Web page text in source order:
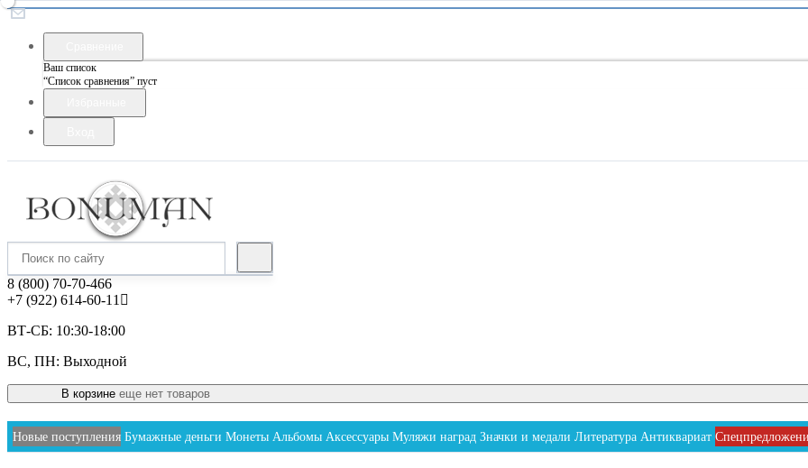
Ваш список
“Список сравнения” пуст
8 (800) 70-70-466
+7 (922) 614-60-11
ВТ-СБ: 10:30-18:00
ВС, ПН: Выходной
В корзине еще нет товаров
Новые поступления Бумажные деньги Монеты Альбомы Аксессуары Муляжи наград Значки и медали Литература Антиквариат